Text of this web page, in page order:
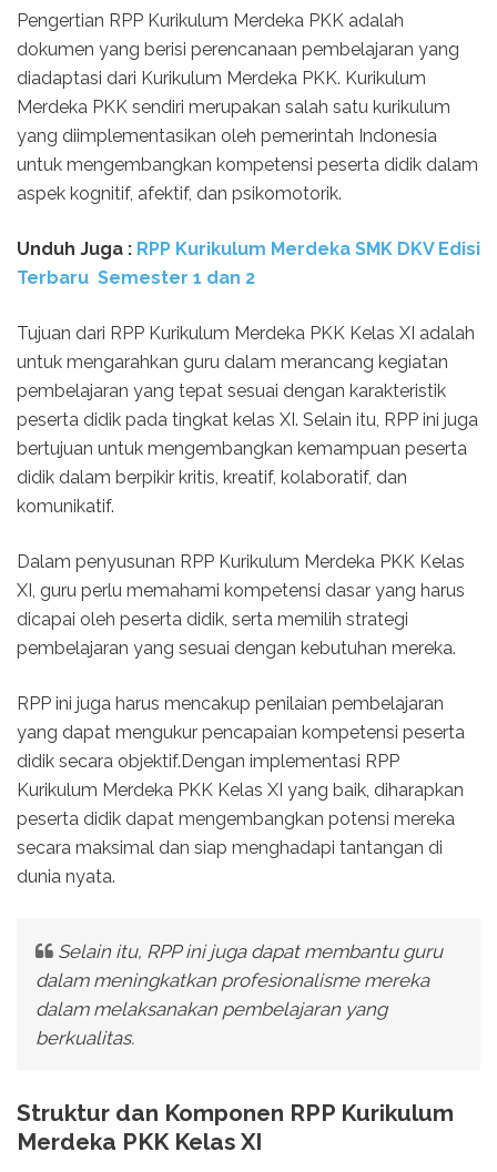
Pengertian RPP Kurikulum Merdeka PKK adalah
dokumen yang berisi perencanaan pembelajaran yang
diadaptasi dari Kurikulum Merdeka PKK. Kurikulum
Merdeka PKK sendiri merupakan salah satu kurikulum
yang diimplementasikan oleh pemerintah Indonesia
untuk mengembangkan kompetensi peserta didik dalam
aspek kognitif, afektif, dan psikomotorik.
Unduh Juga : RPP Kurikulum Merdeka SMK DKV Edisi
Terbaru Semester 1 dan 2
Tujuan dari RPP Kurikulum Merdeka PKK Kelas XI adalah
untuk mengarahkan guru dalam merancang kegiatan
pembelajaran yang tepat sesuai dengan karakteristik
peserta didik pada tingkat kelas XI. Selain itu, RPP ini juga
bertujuan untuk mengembangkan kemampuan peserta
didik dalam berpikir kritis, kreatif, kolaboratif, dan
komunikatif.
Dalam penyusunan RPP Kurikulum Merdeka PKK Kelas
XI, guru perlu memahami kompetensi dasar yang harus
dicapai oleh peserta didik, serta memilih strategi
pembelajaran yang sesuai dengan kebutuhan mereka.
RPP ini juga harus mencakup penilaian pembelajaran
yang dapat mengukur pencapaian kompetensi peserta
didik secara objektif.Dengan implementasi RPP
Kurikulum Merdeka PKK Kelas XI yang baik, diharapkan
peserta didik dapat mengembangkan potensi mereka
secara maksimal dan siap menghadapi tantangan di
dunia nyata.
Selain itu, RPP ini juga dapat membantu guru
dalam meningkatkan profesionalisme mereka
dalam melaksanakan pembelajaran yang
berkualitas.
Struktur dan Komponen RPP Kurikulum
Merdeka PKK Kelas XI